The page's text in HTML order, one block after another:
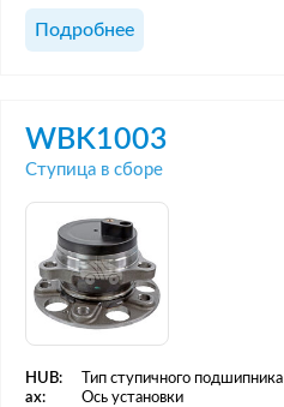
Подробнее
WBK1003
Ступица в сборе
HUB: Тип ступичного подшипника
ax:
Ось установки